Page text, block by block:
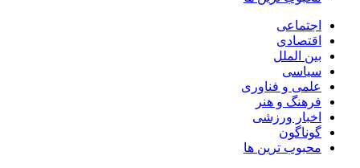
اجتماعی
اقتصادی
بین الملل
سیاسی
علمی و فناوری
فرهنگ و هنر
اخبار ورزشی
گوناگون
محبوب ترین ها